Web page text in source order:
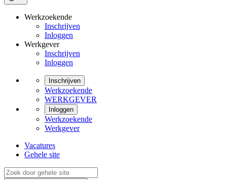
Werkzoekende
Inschrijven
Inloggen
Werkgever
Inschrijven
Inloggen
Inschrijven
Werkzoekende
WERKGEVER
Inloggen
Werkzoekende
Werkgever
Vacatures
Gehele site